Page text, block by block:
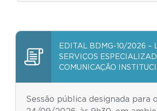
EDITAL BDMG-10/2026 –
SERVIÇOS
COMUNICAÇÃO
Sessão pública designada para